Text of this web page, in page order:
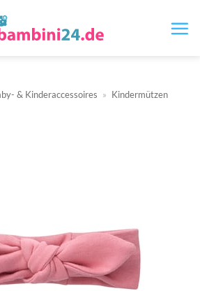
& Kinderaccessoires » Kindermützen